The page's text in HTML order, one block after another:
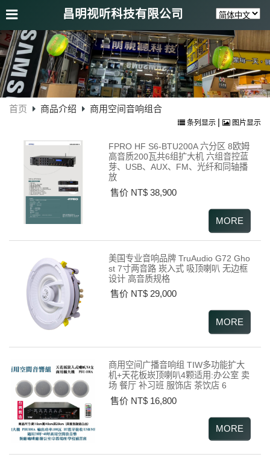
昌明视听科技有限公司
首页 商品介绍 商用空间音响组合
条列显示 | 图片显示
FPRO HF S6-BTU200A 六分区 8欧姆
高音质200瓦共6组扩大机 六组音控蓝
芽、USB、AUX、FM、光纤和同轴播
放
售价 NT$ 38,900
美国专业音响品牌 TruAudio G72 Gho
st 7寸两音路 崁入式 吸顶喇叭 无边框
设计 高音质规格
售价 NT$ 29,000
商用空间广播音响组 TIW多功能扩大
机+天花板崁顶喇叭4颗适用:办公室 卖
场 餐厅 补习班 服饰店 茶饮店 6
售价 NT$ 16,800